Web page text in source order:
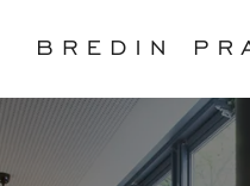
Page d'accueil